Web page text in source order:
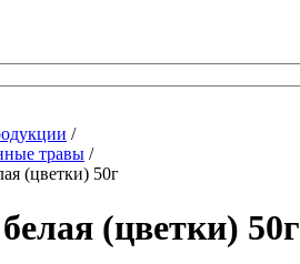
/
травы /
(цветки) 50г
(цветки) 50г